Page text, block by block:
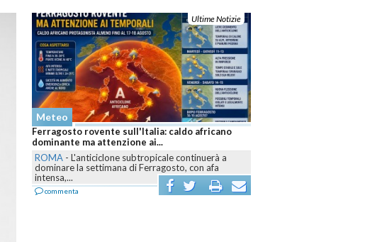
Ultime Notizie
Meteo
Ferragosto rovente sull'Italia: caldo africano
dominante ma attenzione ai...
ROMA - L'anticiclone subtropicale continuerà a
dominare la settimana di Ferragosto, con afa
intensa,...
commenta